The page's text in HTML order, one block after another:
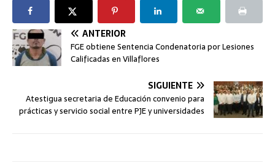
ANTERIOR
FGE obtiene Sentencia Condenatoria por Lesiones
Calificadas en Villaflores
SIGUIENTE
Atestigua secretaria de Educación convenio para
prácticas y servicio social entre PJE y universidades